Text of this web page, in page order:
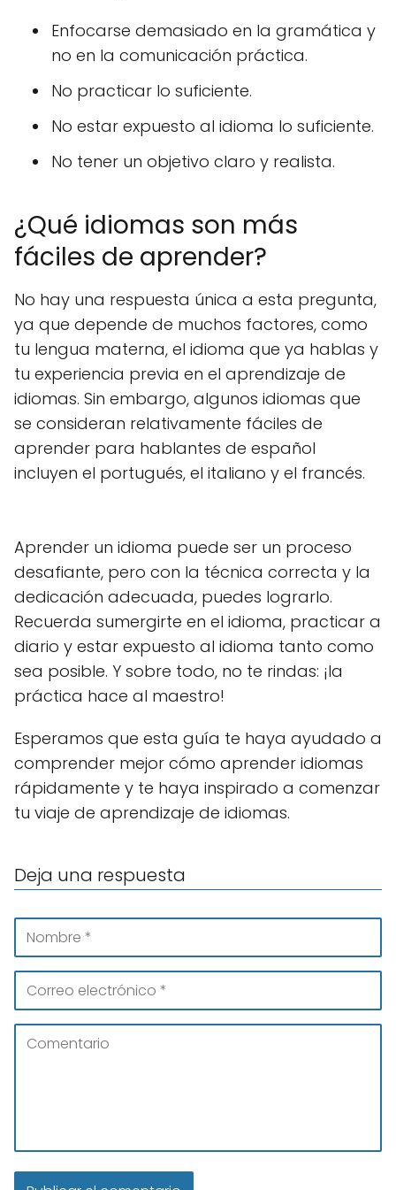
Enfocarse demasiado en la gramática y
no en la comunicación práctica.
No practicar lo suficiente.
No estar expuesto al idioma lo suficiente.
No tener un objetivo claro y realista.
¿Qué idiomas son más
fáciles de aprender?
No hay una respuesta única a esta pregunta,
ya que depende de muchos factores, como
tu lengua materna, el idioma que ya hablas y
tu experiencia previa en el aprendizaje de
idiomas. Sin embargo, algunos idiomas que
se consideran relativamente fáciles de
aprender para hablantes de español
incluyen el portugués, el italiano y el francés.
Aprender un idioma puede ser un proceso
desafiante, pero con la técnica correcta y la
dedicación adecuada, puedes lograrlo.
Recuerda sumergirte en el idioma, practicar a
diario y estar expuesto al idioma tanto como
sea posible. Y sobre todo, no te rindas: ¡la
práctica hace al maestro!
Esperamos que esta guía te haya ayudado a
comprender mejor cómo aprender idiomas
rápidamente y te haya inspirado a comenzar
tu viaje de aprendizaje de idiomas.
Deja una respuesta